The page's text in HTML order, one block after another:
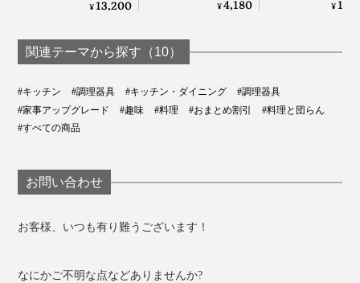
トにも喜ばれるはずです。
素材そのもののおいしさを引き出す『hast.』のエディシ
ョンナイフ。
喜びを、あなたの手で確かめてみてください。いつのま
にか、料理が癒しの時間に変わるかもしれません。
¥13,200
ル」｜Garlic Twist 4.0
¥4,180 ¥
関連テーマから探す（10）
#キッチン #調理器具 #キッチン・ダイニング
#調理器具
#家事アップグレード
#趣味 #料理 #おまとめ割引
#料理と団らん
#すべての商品
お問い合わせ
お客様、いつも有り難うございます！
なにかご不明な点などありませんか?